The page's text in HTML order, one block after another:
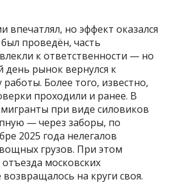
впечатлял, но эффект оказался
проведён, часть
к ответственности — но
рынок вернулся к
Более того, известно,
проходили и ранее. В
мигранты при виде силовиков
— через заборы, по
2025 года нелегалов
грузов. При этом
московских
на круги своя.